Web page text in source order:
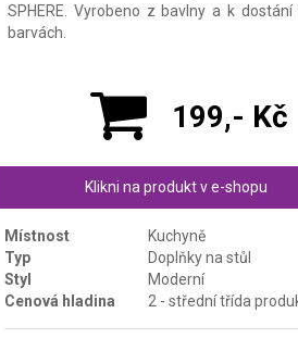
SPHERE. Vyrobeno z bavlny a k dostání
barvách.
199,- Kč
Klikni na produkt v e-shopu
Místnost
Kuchyně
Typ
Doplňky na stůl
Styl
Moderní
Cenová hladina
2 - střední třída